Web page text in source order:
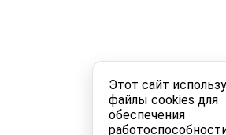
Этот сайт
файлы cookies для
обеспечения